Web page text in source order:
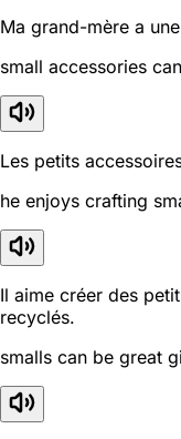
Ma grand-mère a
small accessories
Les petits
he enjoys crafting
Il aime créer des
recyclés.
smalls can be great